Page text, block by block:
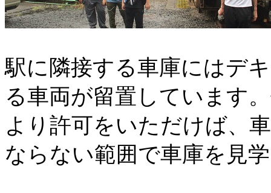
駅に隣接する車庫にはデ
る車両が留置しています
より許可をいただけば、
ならない範囲で車庫を見